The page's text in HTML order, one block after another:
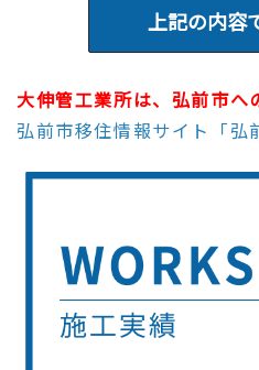
大伸管工業所は、弘前市へ
弘前市移住情報サイト「弘